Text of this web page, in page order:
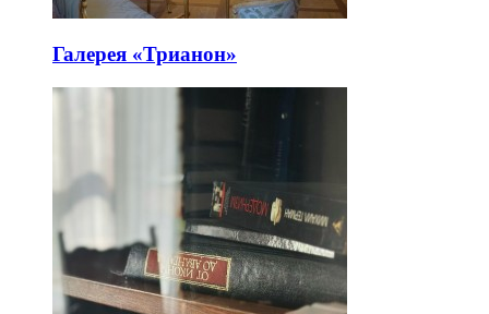
Галерея «Трианон»